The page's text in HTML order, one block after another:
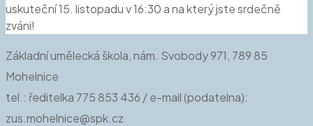
uskuteční 15. listopadu v 16:30 a na který jste srdečně
zváni!
Základní umělecká škola, nám. Svobody 971, 789 85
Mohelnice
tel.: ředitelka 775 853 436 / e-mail (podatelna):
zus.mohelnice@spk.cz